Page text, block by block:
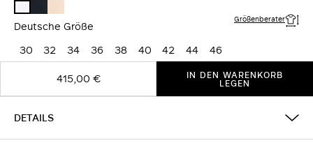
Deutsche Größe Größenberater
30 32 34 36 38 40 42 44
46
415,00 €
IN DEN WARENKORB
LEGEN
DETAILS